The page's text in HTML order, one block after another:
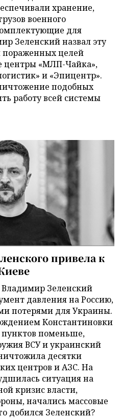
хранение,
военного
для
Зеленский назвал эту
пораженных целей
центры «МЛП-Чайка»,
и «Эпицентр».
подобных
работу всей системы
привела к
Зеленский
давления на Россию,
потерями для Украины.
Константиновки
пунктов поменьше,
ВСУ и украинский
десятки
центров и АЗС. На
ситуация на
кризис власти,
начались массовые
добился Зеленский?